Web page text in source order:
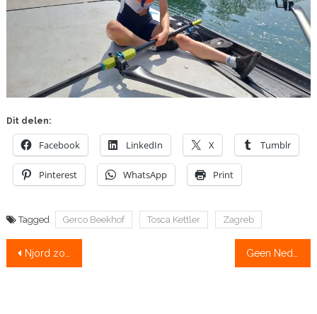
Dit delen:
Facebook LinkedIn X Tumblr
Pinterest WhatsApp Print
Tagged Gerco Beekhof Tosca Kettler Zagreb
Bericht
Njord zoekt een hoofdcoach voor de eerstejaarssectie!